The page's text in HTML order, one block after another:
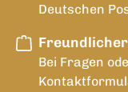
Deutschen
Bei Fragen